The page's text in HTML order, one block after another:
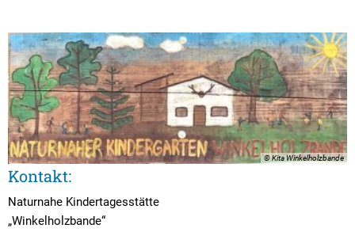
© Kita Winkelholzbande
Kontakt:
Naturnahe Kindertagesstätte
„Winkelholzbande“